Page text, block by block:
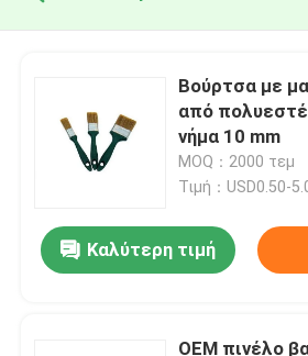
Βούρτσα με
από
νήμα 10 mm
MOQ：2000 τεμ
Τιμή：USD0.50-
Καλύτερη τιμή
OEM πινέλο